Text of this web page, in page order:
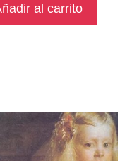
al carrito